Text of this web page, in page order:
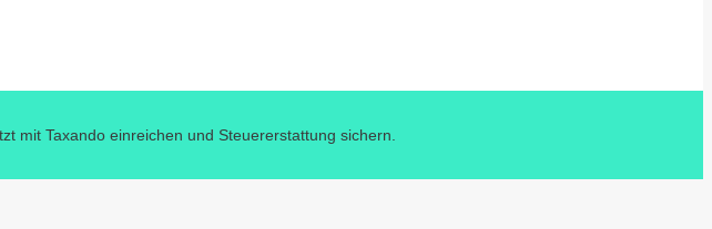
mit Taxando einreichen und Steuererstattung sichern.